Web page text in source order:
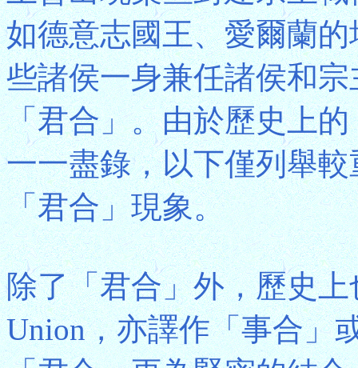
如德意志國王、愛爾蘭
些諸侯一身兼任諸侯和
「君合」。由於歷史上
一一盡錄，以下僅列舉
「君合」現象。
除了「君合」外，歷史
Union，亦譯作「事合」